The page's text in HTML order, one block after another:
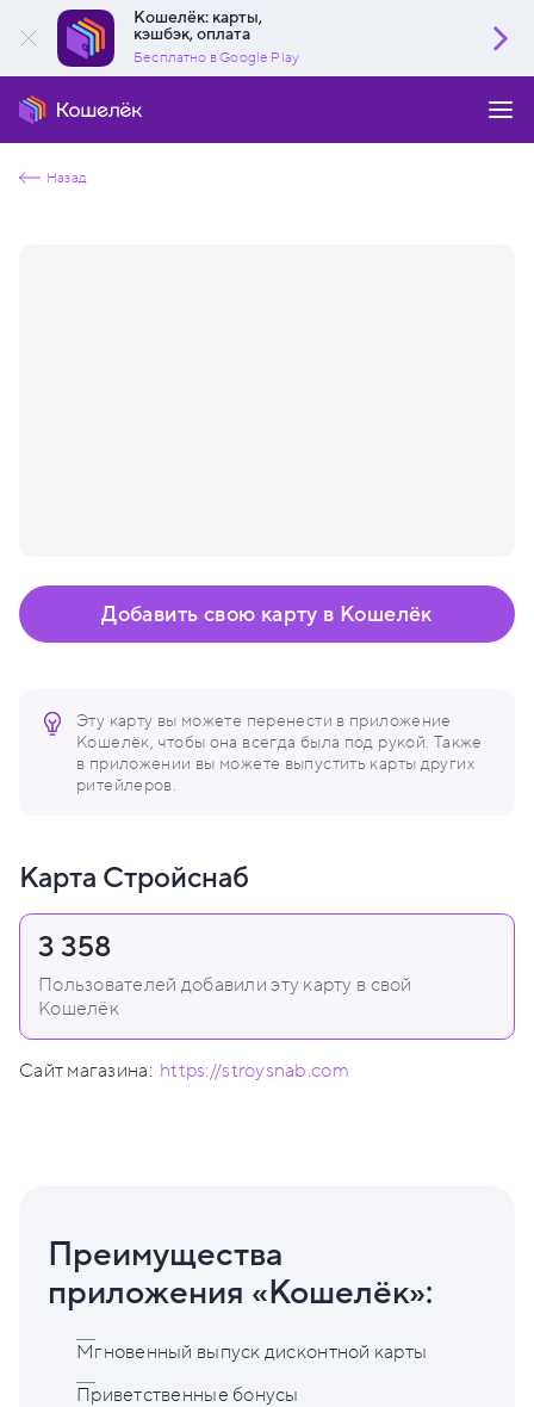
Кошелёк: карты,
кэшбэк, оплата
Бесплатно в Google Play
Назад
Эту карту вы можете перенести в приложение
Кошелёк, чтобы она всегда была под рукой. Также
в приложении вы можете выпустить карты других
ритейлеров.
Добавить свою карту в Кошелёк
Карта Стройснаб
3 358
Пользователей добавили эту карту в свой
Кошелёк
Сайт магазина: https://stroysnab.com
Преимущества
приложения «Кошелёк»:
Мгновенный выпуск дисконтной карты
Приветственные бонусы